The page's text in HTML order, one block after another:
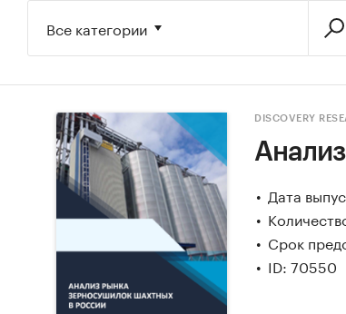
Все категории
DISCOVERY
Дата
Срок
ID: 70550